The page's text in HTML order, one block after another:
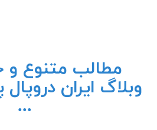
مطالب متنوع و
وبلاگ ایران
...